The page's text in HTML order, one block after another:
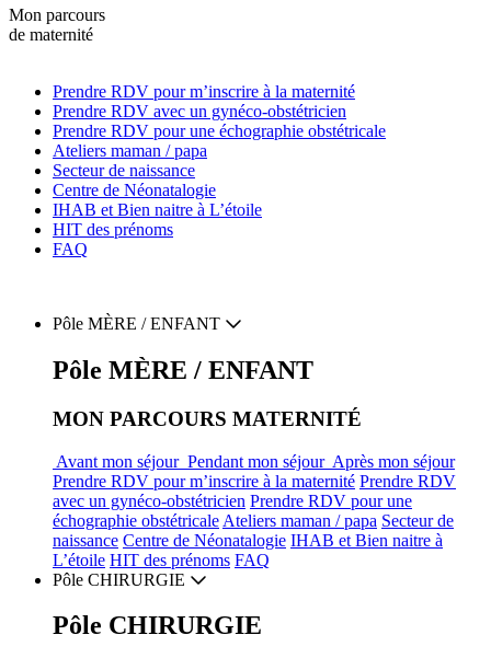
Mon parcours
de maternité
Prendre RDV pourm’inscrire à la maternité
Prendre RDV avec un gynéco-obstétricien
Prendre RDV pour une échographie obstétricale
Ateliers maman / papa
Secteur de naissance
Centre de Néonatalogie
IHAB et Bien naitre à L’étoile
HIT des prénoms
FAQ
Pôle MÈRE / ENFANT
Pôle MÈRE / ENFANT
MON PARCOURS MATERNITÉ
Avant mon séjour Pendant mon séjour Après mon séjour
Prendre RDV pourm’inscrire à la maternité Prendre RDV
avec un gynéco-obstétricien Prendre RDV pour une
échographie obstétricale Ateliers maman / papa Secteur de
naissance Centre de Néonatalogie IHAB et Bien naitre à
L’étoile HIT des prénoms FAQ
Pôle CHIRURGIE
Pôle CHIRURGIE